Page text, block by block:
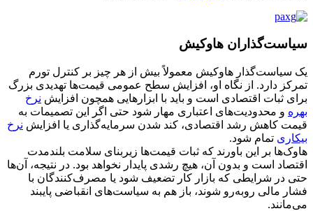
سیاست‌گذاران هاوکیش
یک سیاست‌گذار هاوکیش معمولاً بیش از هر چیز بر کنترل تورم
تمرکز دارد. از نگاه او، افزایش سطح عمومی قیمت‌ها تهدیدی بزرگ
برای ثبات اقتصادی است و باید با ابزارهایی همچون افزایش نرخ
بهره و محدودیت‌های اعتباری مهار شود حتی اگر این تصمیمات به
قیمت کاهش رشد اقتصادی، کند شدن سرمایه‌گذاری یا افزایش نرخ
بیکاری تمام شود.
هاوک‌ها بر این باورند که ثبات قیمت‌ها زیربنای سلامت بلندمدت
اقتصاد است و بدون آن، هیچ رشدی پایدار نخواهد بود. در نتیجه، آن‌ها
حتی در شرایطی که بازار کار تضعیف شود یا مصرف‌کنندگان با
فشار مالی روبه‌رو شوند، باز هم به سیاست‌های انقباضی پایبند
می‌مانند.